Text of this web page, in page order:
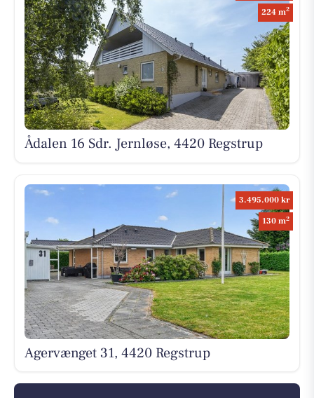
224 m2
Ådalen 16 Sdr. Jernløse, 4420 Regstrup
3.495.000 kr
130 m2
Agervænget 31, 4420 Regstrup